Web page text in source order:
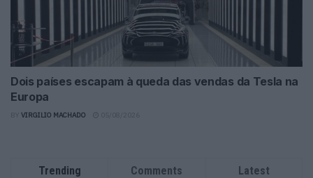
Dois países escapam à queda das vendas da Tesla na
Europa
VIRGILIO MACHADO
Trending Comments Latest